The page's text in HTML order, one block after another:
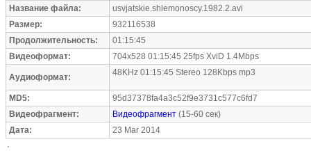
Название файла:
usvjatskie.shlemonoscy.1982.2.avi
Размер:
932116538
Продолжительность:
01:15:45
Видеоформат:
704x528 01:15:45 25fps XviD 1.4Mbps
Аудиоформат: 48KHz 01:15:45 Stereo 128Kbps mp3
MD5:
95d37378fa4a3c52f9e3731c577c6fd7
Видеофрагмент:
Видеофрагмент (15-60 сек)
Дата:
23 Mar 2014